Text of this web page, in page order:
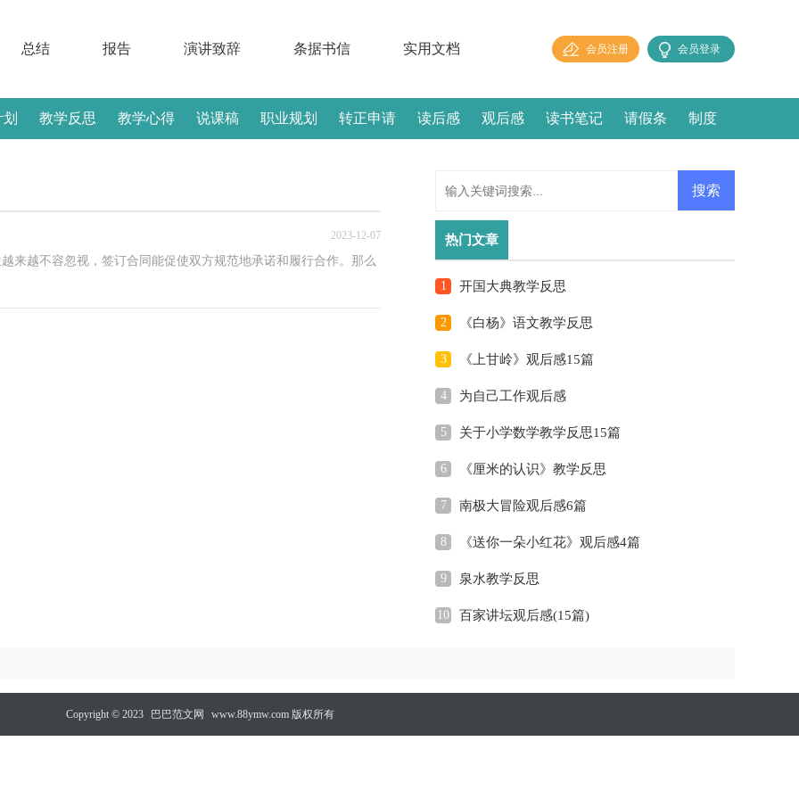
总结 报告 演讲致辞 条据书信 实用文档 会员登录
会员注册
教学反思 教学心得 说课稿 职业规划 转正申请 读后感 观后感 读书笔记 请假条 制度
2023-12-07
来越不容忽视，签订合同能促使双方规范地承诺和履行合作。那么
热门文章
1 开国大典教学反思
2 《白杨》语文教学反思
3 《上甘岭》观后感15篇
4 为自己工作观后感
5 关于小学数学教学反思15篇
6 《厘米的认识》教学反思
7 南极大冒险观后感6篇
8 《送你一朵小红花》观后感4篇
9 泉水教学反思
10 百家讲坛观后感(15篇)
Copyright © 2023 巴巴范文网 www.88ymw.com 版权所有